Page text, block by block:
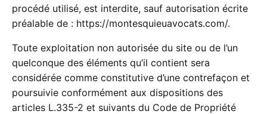
procédé utilisé, est interdite, sauf autorisation écrite
préalable de : https://montesquieuavocats.com/.
Toute exploitation non autorisée du site ou de l’un
quelconque des éléments qu’il contient sera
considérée comme constitutive d’une contrefaçon et
poursuivie conformément aux dispositions des
articles L.335-2 et suivants du Code de Propriété